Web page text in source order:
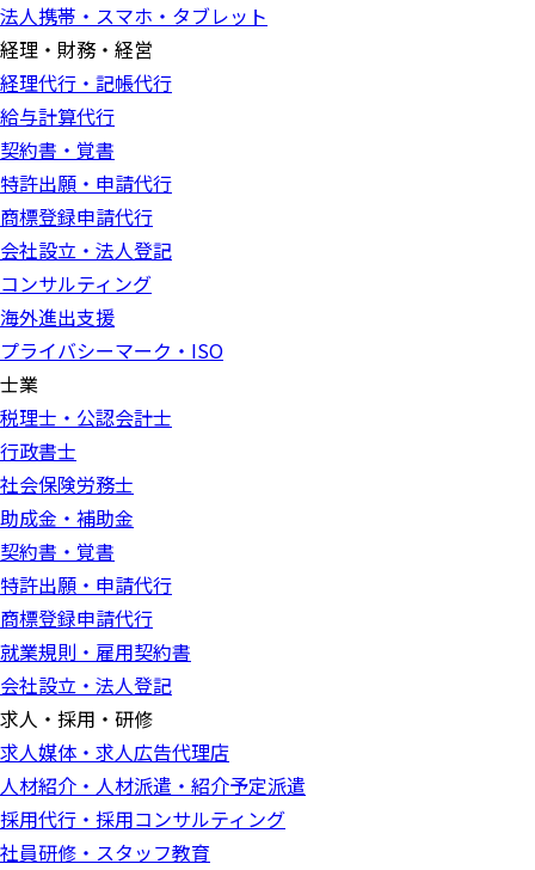
法人携帯・スマホ・タブレット
経理・財務・経営
経理代行・記帳代行
給与計算代行
契約書・覚書
特許出願・申請代行
商標登録申請代行
会社設立・法人登記
コンサルティング
海外進出支援
プライバシーマーク・ISO
士業
税理士・公認会計士
行政書士
社会保険労務士
助成金・補助金
契約書・覚書
特許出願・申請代行
商標登録申請代行
就業規則・雇用契約書
会社設立・法人登記
求人・採用・研修
求人媒体・求人広告代理店
人材紹介・人材派遣・紹介予定派遣
採用代行・採用コンサルティング
社員研修・スタッフ教育